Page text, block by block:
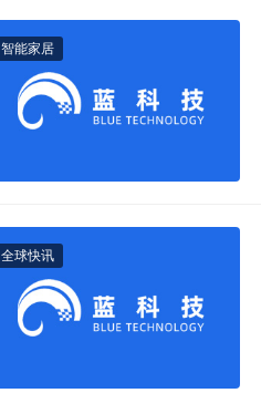
智能家居
全球快讯